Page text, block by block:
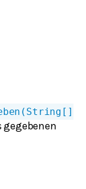
gegebenen